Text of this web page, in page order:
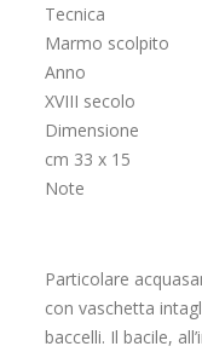
Tecnica
Marmo scolpito
Anno
XVIII secolo
Dimensione
cm 33 x 15
Note
Particolare
con vaschetta
baccelli. Il bacile,